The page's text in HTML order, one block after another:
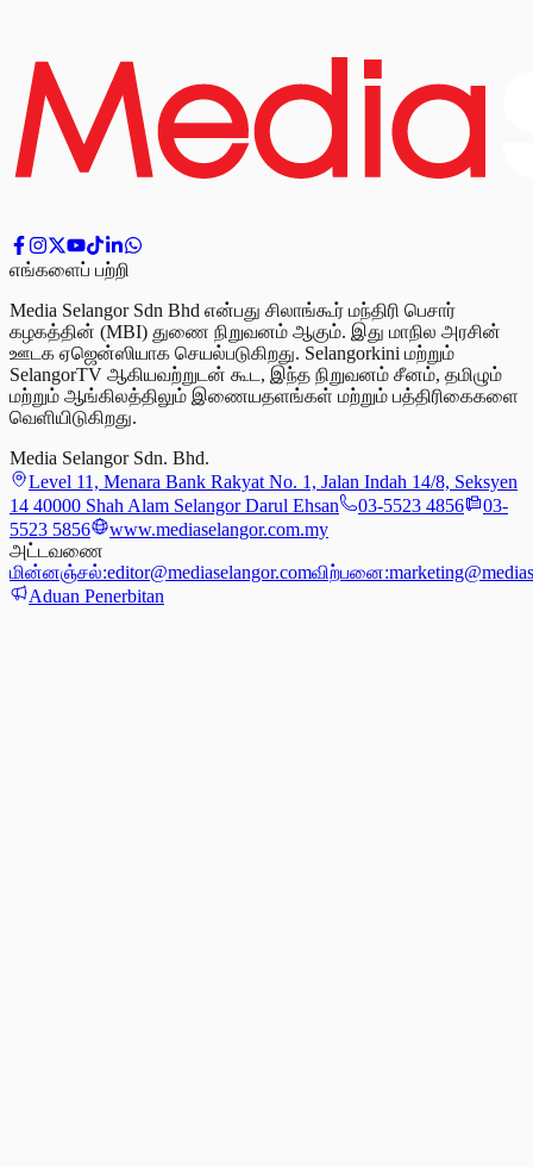
எங்களைப் பற்றி
Media Selangor Sdn Bhd என்பது சிலாங்கூர் மந்திரி பெசார்
கழகத்தின் (MBI) துணை நிறுவனம் ஆகும். இது மாநில அரசின்
ஊடக ஏஜென்ஸியாக செயல்படுகிறது. Selangorkini மற்றும்
SelangorTV ஆகியவற்றுடன் கூட, இந்த நிறுவனம் சீனம், தமிழும்
மற்றும் ஆங்கிலத்திலும் இணையதளங்கள் மற்றும் பத்திரிகைகளை
வெளியிடுகிறது.
Media Selangor Sdn. Bhd.
Level 11, Menara Bank Rakyat No. 1, Jalan Indah 14/8, Seksyen
14 40000 Shah Alam Selangor Darul Ehsan
03-5523 4856
03-
5523 5856
www.mediaselangor.com.my
அட்டவணை
மின்னஞ்சல்:editor@mediaselangor.comவிற்பனை:
Aduan Penerbitan